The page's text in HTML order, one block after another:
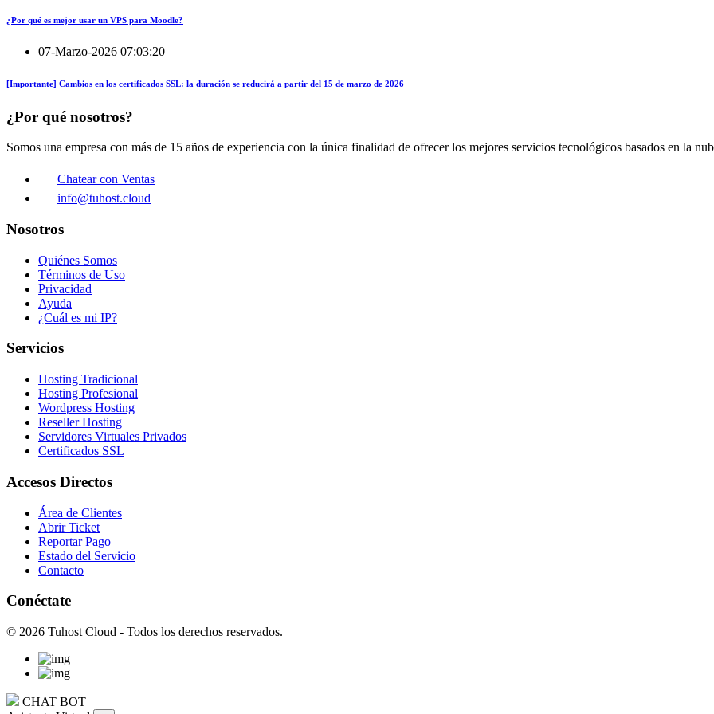
¿Por qué es mejor usar un VPS para Moodle?
07-Marzo-2026 07:03:20
[Importante] Cambios en los certificados SSL: la duración se reducirá a partir del 15 de marzo de 2026
¿Por qué nosotros?
Somos una empresa con más de 15 años de experiencia con la única finalidad de ofrecer los mejores servicios tecnológicos basados en la
Chatear con Ventas
info@tuhost.cloud
Nosotros
Quiénes Somos
Términos de Uso
Privacidad
Ayuda
¿Cuál es mi IP?
Servicios
Hosting Tradicional
Hosting Profesional
Wordpress Hosting
Reseller Hosting
Servidores Virtuales Privados
Certificados SSL
Accesos Directos
Área de Clientes
Abrir Ticket
Reportar Pago
Estado del Servicio
Contacto
Conéctate
© 2026 Tuhost Cloud - Todos los derechos reservados.
CHAT BOT